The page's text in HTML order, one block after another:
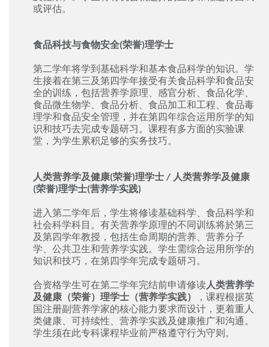
或评估。
食品科技与食物安全(荣誉)理学士
第二学年将学到基础科学和基本食品科学的知识。学
生接着在第三及第四学年接受有关食品科学和食品安
全的训练，包括营养学原理、感官分析、食品化学、
食品微生物学、食品分析、食品加工和工程、食品毒
理学和食品安全管理，并在第四年综合运用所学的知
识和技巧去完成专题研习。课程有多方面的实验课
堂，为学生累积足够的实务技巧。
人类营养学及健康(荣誉)理学士 / 人类营养学及健康
(荣誉)理学士(营养学实践)
进入第二学年后，学生将修读基础科学、食品科学和
社会科学科目。有关营养学原理的不同训练将於第三
及第四学年教授，包括生命周期的营养、营养分子
学、公共卫生和营养学实践。学生需综合运用所学的
知识和技巧，在第四学年完成专题研习。
合资格学生可在第二学年完结前申请修读人类营养学
及健康（荣誉）理学士（营养学实践）
，课程根据英
国注册副营养学家的核心能力要求而设计，更着重人
类健康、可持续性、营养学实践及健康推广和沟通。
学生须在此专科课程毕业前严格遵守行为守则。